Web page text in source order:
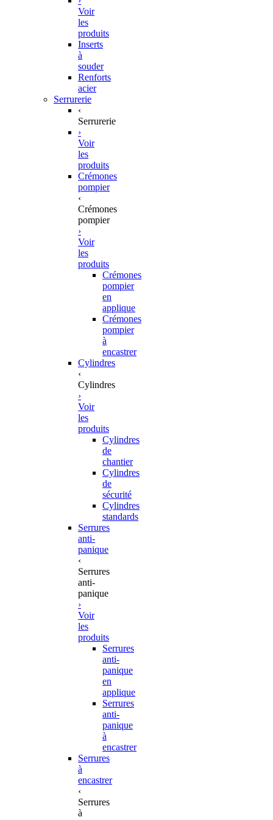
Voir
les
produits
Inserts
à
souder
Renforts
acier
Serrurerie
‹
Serrurerie
›
Voir
les
produits
Crémones
pompier
‹
Crémones
pompier
›
Voir
les
produits
Crémones
pompier
en
applique
Crémones
pompier
à
encastrer
Cylindres
‹
Cylindres
›
Voir
les
produits
Cylindres
de
chantier
Cylindres
de
sécurité
Cylindres
standards
Serrures
anti-
panique
‹
Serrures
anti-
panique
›
Voir
les
produits
Serrures
anti-
panique
en
applique
Serrures
anti-
panique
à
encastrer
Serrures
à
encastrer
‹
Serrures
à